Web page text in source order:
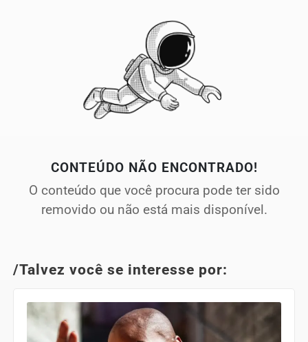
CONTEÚDO NÃO ENCONTRADO!
O conteúdo que você procura pode ter sido
removido ou não está mais disponível.
/Talvez você se interesse por: